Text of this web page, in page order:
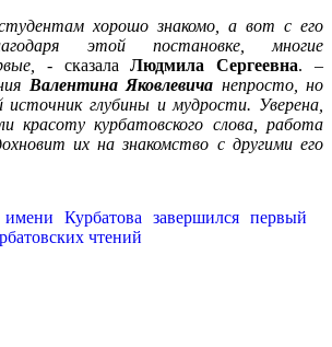
хорошо знакомо, а вот с его
этой постановке, многие
- сказалаЛюдмила Сергеевна. –
Валентина Яковлевича непросто, но
источник глубины и мудрости. Уверена,
красоту курбатовского слова, работа
их на знакомство с другими его